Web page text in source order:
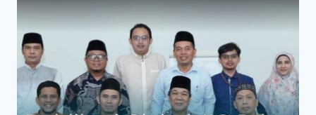
UMAT
JADIKAN
PUASA
SEBAGAI
MOMENTUM
PERUBAHAN
DIRI